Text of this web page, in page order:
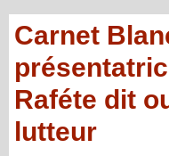
Carnet
Raféte dit
lutteur